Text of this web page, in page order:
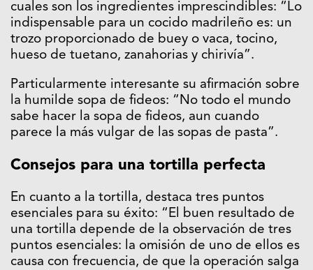
cuales son los ingredientes imprescindibles: “Lo
indispensable para un cocido madrileño es: un
trozo proporcionado de buey o vaca, tocino,
hueso de tuetano, zanahorias y chirivía”.
Particularmente interesante su afirmación sobre
la humilde sopa de fideos: “No todo el mundo
sabe hacer la sopa de fideos, aun cuando
parece la más vulgar de las sopas de pasta”.
Consejos para una tortilla perfecta
En cuanto a la tortilla, destaca tres puntos
esenciales para su éxito: “El buen resultado de
una tortilla depende de la observación de tres
puntos esenciales: la omisión de uno de ellos es
causa con frecuencia, de que la operación salga